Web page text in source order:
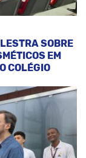
SOBRE
EM
COLÉGIO